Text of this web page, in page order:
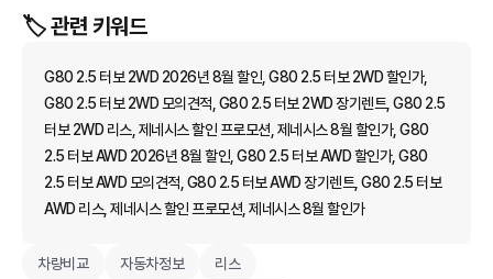
🏷️ 관련 키워드
G80 2.5 터보 2WD 2026년 8월 할인, G80 2.5 터보 2WD 할인가,
G80 2.5 터보 2WD 모의견적, G80 2.5 터보 2WD 장기렌트, G80 2.5
터보 2WD 리스, 제네시스 할인 프로모션, 제네시스 8월 할인가, G80
2.5 터보 AWD 2026년 8월 할인, G80 2.5 터보 AWD 할인가, G80
2.5 터보 AWD 모의견적, G80 2.5 터보 AWD 장기렌트, G80 2.5 터보
AWD 리스, 제네시스 할인 프로모션, 제네시스 8월 할인가
차량비교 자동차정보 리스